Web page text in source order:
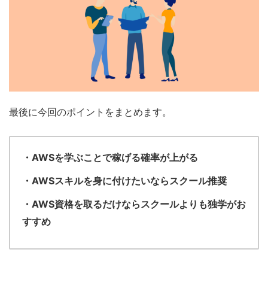
最後に今回のポイントをまとめます。
・AWSを学ぶことで稼げる確率が上がる
・AWSスキルを身に付けたいならスクール推奨
・AWS資格を取るだけならスクールよりも独学がお
すすめ